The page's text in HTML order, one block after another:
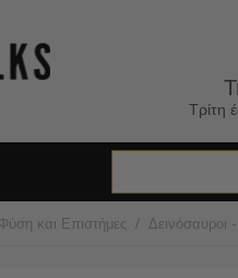
Τρίτη
Φύση και Επιστήμες / Δεινόσαυροι